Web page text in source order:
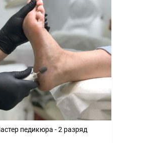
педикюра - 2 разряд